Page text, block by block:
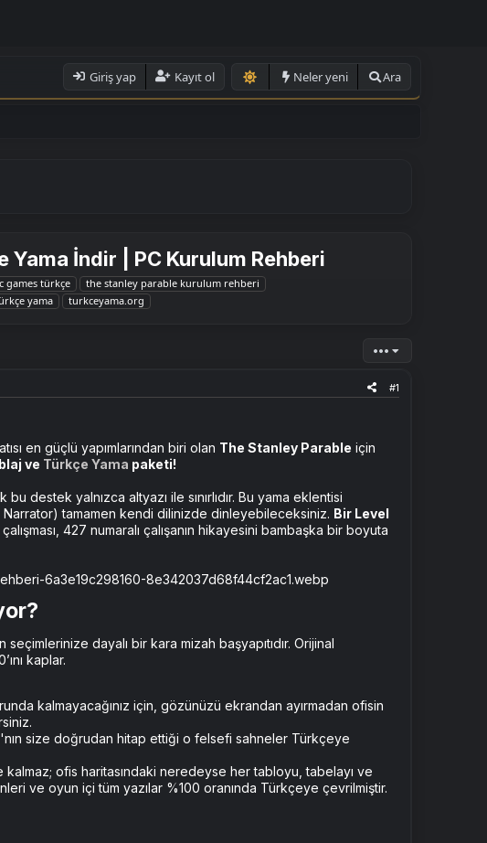
Giriş yap Kayıt ol Neler yeni Ara
İndir | PC Kurulum Rehberi
games türkçe
the stanley parable kurulum rehberi
yama turkceyama.org
•••
#1
en güçlü yapımlarından biri olan The Stanley Parable için
ve Türkçe Yama paketi!
destek yalnızca altyazı ile sınırlıdır. Bu yama eklentisi
Narrator) tamamen kendi dilinizde dinleyebileceksiniz. Bir Level
427 numaralı çalışanın hikayesini bambaşka bir boyuta
dayalı bir kara mizah başyapıtıdır. Orijinal
kaplar.
kalmayacağınız için, gözünüzü ekrandan ayırmadan ofisin
size doğrudan hitap ettiği o felsefi sahneler Türkçeye
ofis haritasındaki neredeyse her tabloyu, tabelayı ve
ve oyun içi tüm yazılar %100 oranında Türkçeye çevrilmiştir.